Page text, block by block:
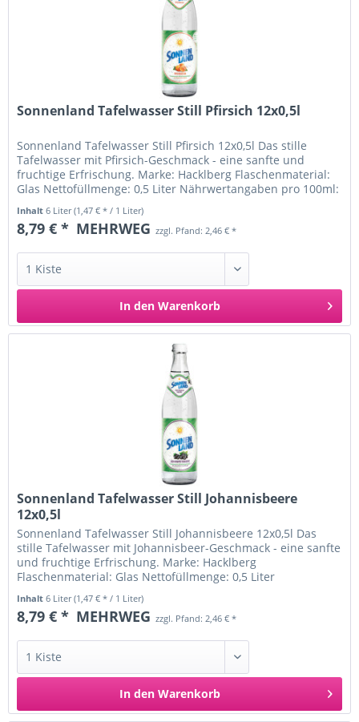
Sonnenland Tafelwasser Still Pfirsich 12x0,5l
Sonnenland Tafelwasser Still Pfirsich 12x0,5l Das stille
Tafelwasser mit Pfirsich-Geschmack - eine sanfte und
fruchtige Erfrischung. Marke: Hacklberg Flaschenmaterial:
Glas Nettofüllmenge: 0,5 Liter Nährwertangaben pro 100ml:
Inhalt6 Liter(1,47 € * / 1 Liter)
8,79 € * MEHRWEG zzgl. Pfand: 2,46 € *
In den Warenkorb
Sonnenland Tafelwasser Still Johannisbeere
12x0,5l
Sonnenland Tafelwasser Still Johannisbeere 12x0,5l Das
stille Tafelwasser mit Johannisbeer-Geschmack - eine sanfte
und fruchtige Erfrischung. Marke: Hacklberg
Flaschenmaterial: Glas Nettofüllmenge: 0,5 Liter
Inhalt6 Liter(1,47 € * / 1 Liter)
8,79 € * MEHRWEG zzgl. Pfand: 2,46 € *
In den Warenkorb